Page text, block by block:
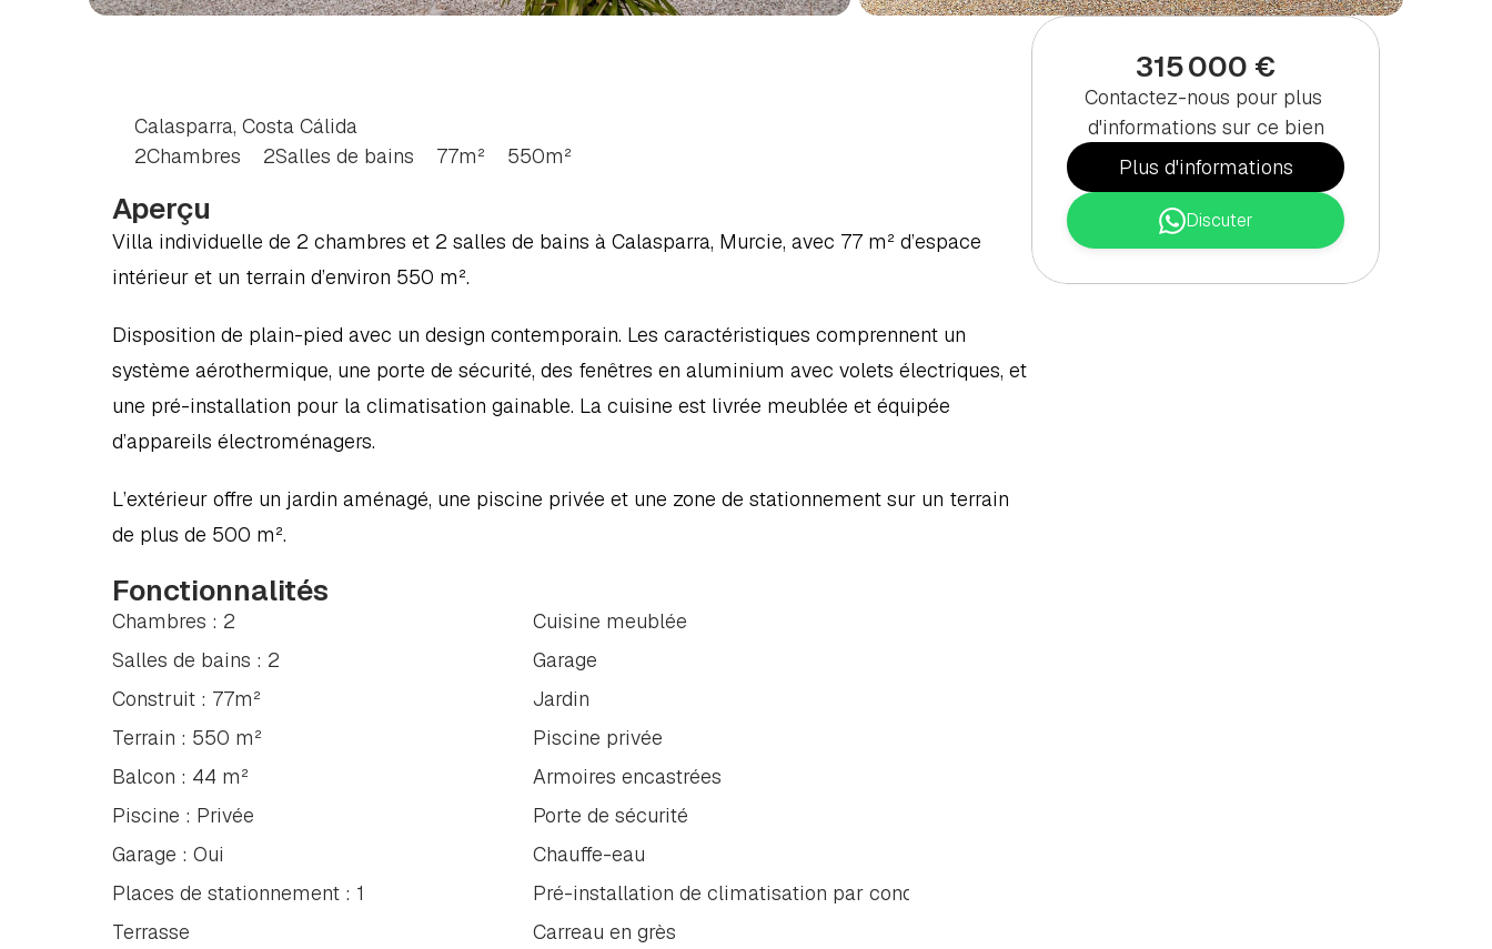
Calasparra, Costa Cálida
2Chambres 2Salles de bains 77m² 550m²
Aperçu
Villa individuelle de 2 chambres et 2 salles de bains à Calasparra, Murcie, avec 77 m² d’espace
intérieur et un terrain d’environ 550 m².
Disposition de plain-pied avec un design contemporain. Les caractéristiques comprennent un
système aérothermique, une porte de sécurité, des fenêtres en aluminium avec volets électriques, et
une pré-installation pour la climatisation gainable. La cuisine est livrée meublée et équipée
d’appareils électroménagers.
L’extérieur offre un jardin aménagé, une piscine privée et une zone de stationnement sur un terrain
de plus de 500 m².
Fonctionnalités
Chambres : 2
Salles de bains : 2
Construit : 77m²
Terrain : 550 m²
Balcon : 44 m²
Piscine : Privée
Garage : Oui
Places de stationnement : 1
Terrasse
Cuisine meublée
Garage
Jardin
Piscine privée
Armoires encastrées
Porte de sécurité
Chauffe-eau
Pré-installation de climatisation par conduits
Carreau en grès
315 000 €
Contactez-nous pour plus
d'informations sur ce bien
Plus d'informations
Discuter